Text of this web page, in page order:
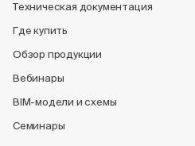
Техническая документация
Где купить
Обзор продукции
Вебинары
BIM-модели и схемы
Семинары